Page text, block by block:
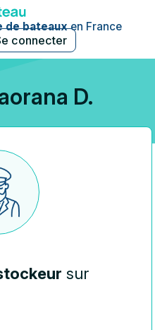
de bateauxen France
connecter
D.
sur